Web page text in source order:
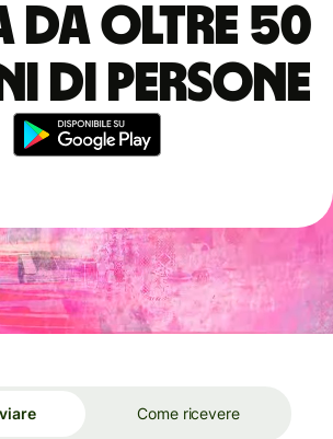
da oltre 50
di persone
Come ricevere